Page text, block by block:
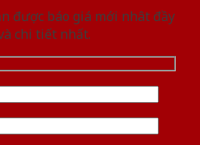
được báo giá mới nhât đầy
chi tiết nhất.